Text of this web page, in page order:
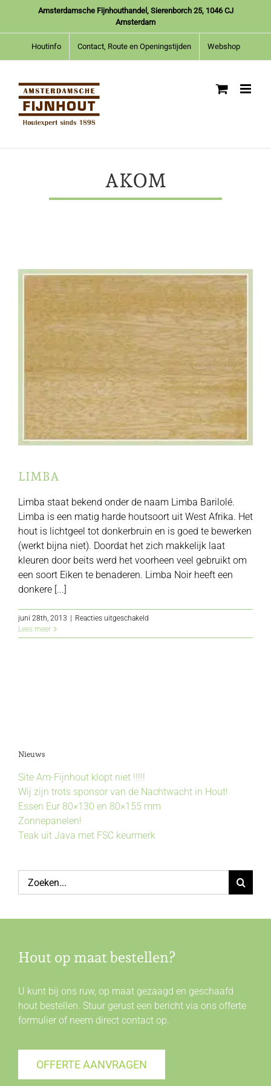
inhoud
Amsterdamsche Fijnhouthandel, Sierenborch 25, 1046 CJ
Amsterdam
Houtinfo Contact, Route en Openingstijden Webshop
AKOM
LIMBA
Limba staat bekend onder de naam Limba Barilolé.
Limba is een matig harde houtsoort uit West Afrika. Het
hout is lichtgeel tot donkerbruin en is goed te bewerken
(werkt bijna niet). Doordat het zich makkelijk laat
kleuren door beits werd het voorheen veel gebruikt om
een soort Eiken te benaderen. Limba Noir heeft een
donkere [...]
juni 28th, 2013 | Reacties uitgeschakeld
Lees meer
Nieuws
Site Am-Fijnhout klopt niet !!!!!
Wij zijn trots sponsor van de Nachtwacht in Hout!
Essen Eur 80×130 en 80×155 mm
Zonnepanelen!
Teak uit Java met FSC keurmerk
Zoeken
naar:
Hout op maat bestellen?
U kunt bij ons ruw, op maat gezaagd en geschaafd
hout bestellen. Stuur gerust een bericht via ons offerte
formulier of neem direct contactop.
OFFERTE AANVRAGEN